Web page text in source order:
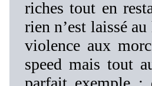
riches tout en
rien n’est laissé
violence aux
speed mais tout